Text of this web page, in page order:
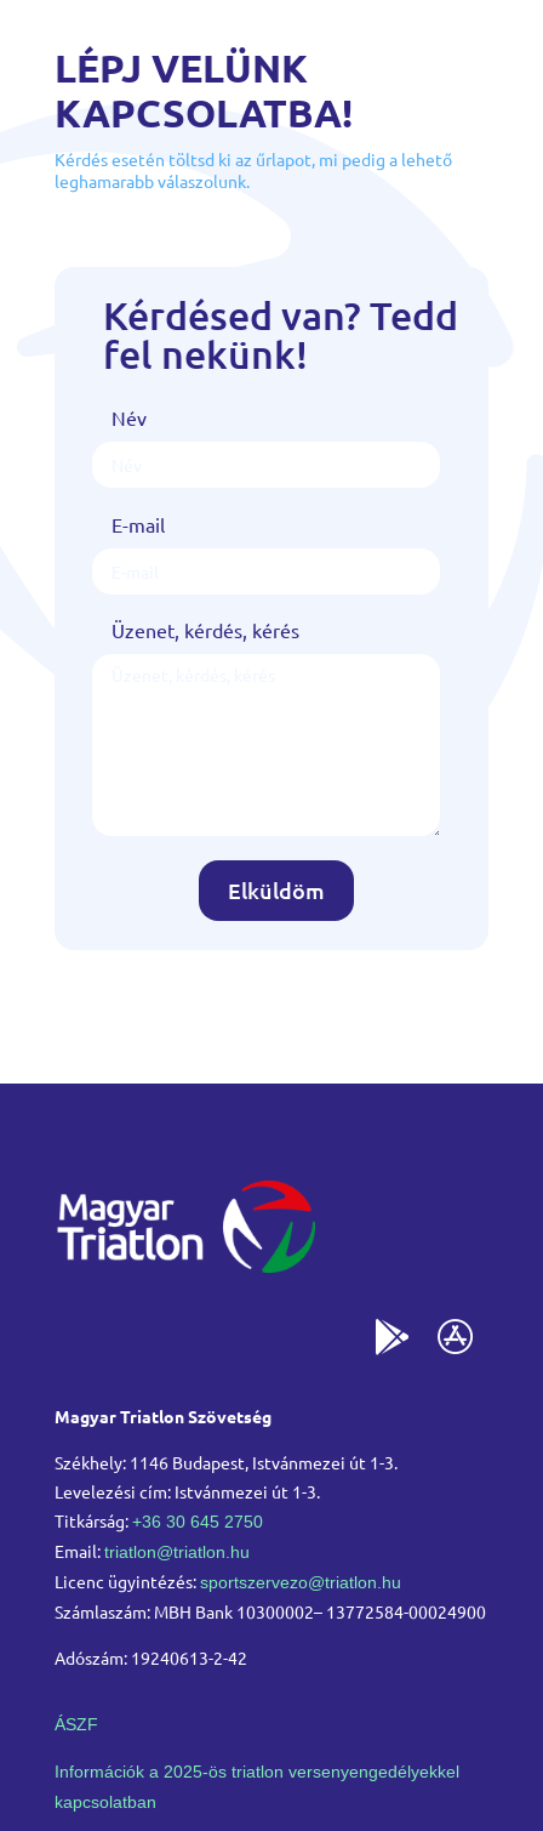
LÉPJ VELÜNK
KAPCSOLATBA!
Kérdés esetén töltsd ki az űrlapot, mi pedig a lehető
leghamarabb válaszolunk.
Kérdésed van? Tedd
fel nekünk!
Név
E-mail
Üzenet, kérdés, kérés
Elküldöm
Magyar Triatlon Szövetség
Székhely: 1146 Budapest, Istvánmezei út 1-3.
Levelezési cím: Istvánmezei út 1-3.
Titkárság:+36 30 645 2750
Email:triatlon@triatlon.hu
Licenc ügyintézés:sportszervezo@triatlon.hu
Számlaszám: MBH Bank 10300002– 13772584-00024900
Adószám: 19240613-2-42
ÁSZF
Információk a 2025-ös triatlon versenyengedélyekkel
kapcsolatban